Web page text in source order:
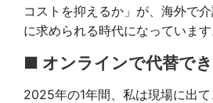
コストを抑えるか」が、海外で
に求められる時代になっています
■ オンラインで代替で
2025年の1年間、私は現場に出